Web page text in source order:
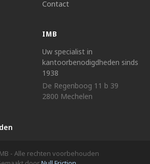
Contact
IMB
Uw specialist in
kantoorbenodigdheden sinds
1938
De Regenboog 11 b 39
2800 Mechelen
- Alle rechten voorbehouden